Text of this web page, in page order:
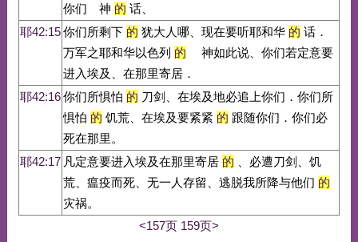
你们 神 的 话、
耶42:15你们所剩下 的 犹大人哪、现在要听耶和华 的 话．
万军之耶和华以色列 的 神如此说、你们若定意要
进入埃及、在那里寄居．
耶42:16你们所惧怕 的 刀剑、在埃及地必追上你们．你们所
惧怕 的 饥荒、在埃及要紧紧 的 跟随你们．你们必
死在那里。
耶42:17 凡定意要进入埃及在那里寄居 的 、必遭刀剑、饥
荒、瘟疫而死、无一人存留、逃脱我所降与他们 的
灾祸。
<157页 159页>